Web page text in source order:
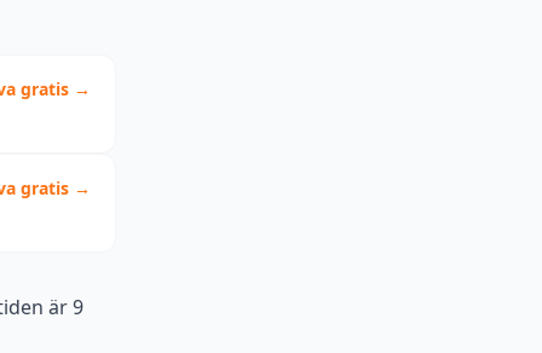
gratis →
gratis →
är 9